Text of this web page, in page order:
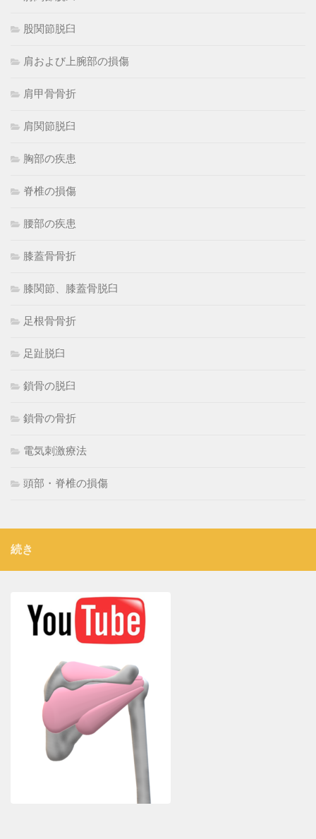
股関節脱臼
肩および上腕部の損傷
肩甲骨骨折
肩関節脱臼
胸部の疾患
脊椎の損傷
腰部の疾患
膝蓋骨骨折
膝関節、膝蓋骨脱臼
足根骨骨折
足趾脱臼
鎖骨の脱臼
鎖骨の骨折
電気刺激療法
頭部・脊椎の損傷
続き